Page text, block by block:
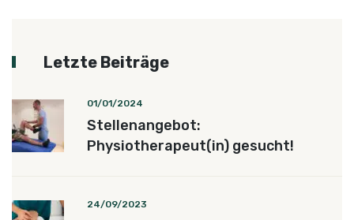
Letzte Beiträge
01/01/2024
Stellenangebot:
Physiotherapeut(in) gesucht!
24/09/2023